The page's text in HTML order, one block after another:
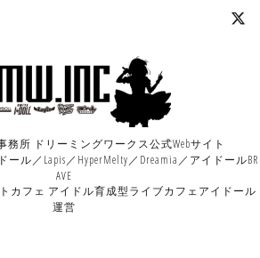
務所 ドリーミングワークス公式Webサイト
ル／Lapis／HyperMelty／Dreamia／アイドールBR
AVE
カフェ アイドル育成型ライブカフェアイドール
運営